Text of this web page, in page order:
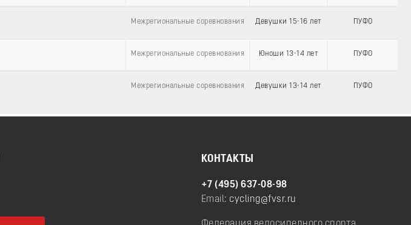
Межрегиональные соревнования Девушки 15-16 лет ПУФО
Межрегиональные соревнования Юноши 13-14 лет ПУФО
Межрегиональные соревнования Девушки 13-14 лет ПУФО
КОНТАКТЫ
+7 (495) 637-08-98
Email: cycling@fvsr.ru